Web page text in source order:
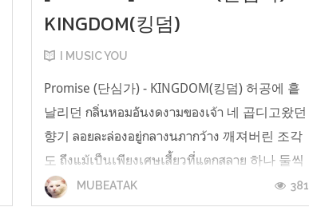
KINGDOM(킹덤)
I MUSIC YOU
Promise (단심가) - KINGDOM(킹덤) 허공에 흩
날리던 กลิ่นหอมอันงดงามของเจ้า 네 곱디고왔던
향기 ลอยละล่องอยู่กลางนภากว้าง 깨져버린 조각
도 ถึงแม้เป็นเพียงเศษเสี้ยวที่แตกสลาย 하나 둘씩
고이 모아 ข้าก็จะเก็บรวบรวมมันทีละชิ้นๆ อย่าง
ทะนุถนอม 봄꽃길 따라 또르르 또르르 หมุนกลิ้ง
MUBEATAK 381